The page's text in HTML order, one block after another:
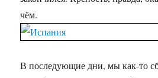
чём.
В последующие дни, мы как-то